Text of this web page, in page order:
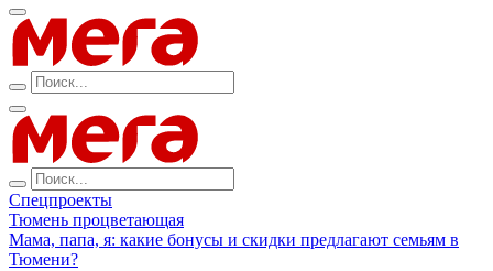
Спецпроекты
Тюмень процветающая
Мама, папа, я: какие бонусы и скидки предлагают семьям в
Тюмени?